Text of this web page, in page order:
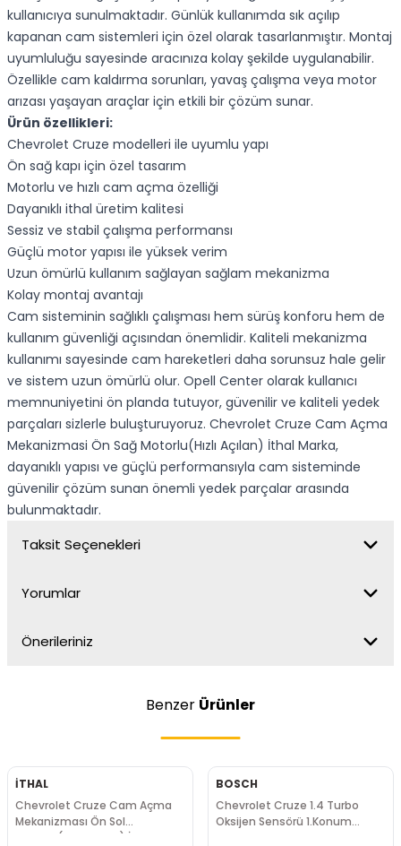
kullanıcıya sunulmaktadır. Günlük kullanımda sık açılıp
kapanan cam sistemleri için özel olarak tasarlanmıştır. Montaj
uyumluluğu sayesinde aracınıza kolay şekilde uygulanabilir.
Özellikle cam kaldırma sorunları, yavaş çalışma veya motor
arızası yaşayan araçlar için etkili bir çözüm sunar.
Ürün özellikleri:
Chevrolet Cruze modelleri ile uyumlu yapı
Ön sağ kapı için özel tasarım
Motorlu ve hızlı cam açma özelliği
Dayanıklı ithal üretim kalitesi
Sessiz ve stabil çalışma performansı
Güçlü motor yapısı ile yüksek verim
Uzun ömürlü kullanım sağlayan sağlam mekanizma
Kolay montaj avantajı
Cam sisteminin sağlıklı çalışması hem sürüş konforu hem de
kullanım güvenliği açısından önemlidir. Kaliteli mekanizma
kullanımı sayesinde cam hareketleri daha sorunsuz hale gelir
ve sistem uzun ömürlü olur. Opell Center olarak kullanıcı
memnuniyetini ön planda tutuyor, güvenilir ve kaliteli yedek
parçaları sizlerle buluşturuyoruz. Chevrolet Cruze Cam Açma
Mekanizmasi Ön Sağ Motorlu(Hızlı Açılan) İthal Marka,
dayanıklı yapısı ve güçlü performansıyla cam sisteminde
güvenilir çözüm sunan önemli yedek parçalar arasında
bulunmaktadır.
Taksit Seçenekleri
Yorumlar
Önerileriniz
Benzer Ürünler
İTHAL
Chevrolet Cruze Cam Açma
Mekanizması Ön Sol
Motorlu(Hızlı Açılan) İthal
BOSCH
Chevrolet Cruze 1.4 Turbo
Oksijen Sensörü 1.Konum